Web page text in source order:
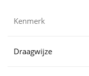
Kenmerk
Draagwijze